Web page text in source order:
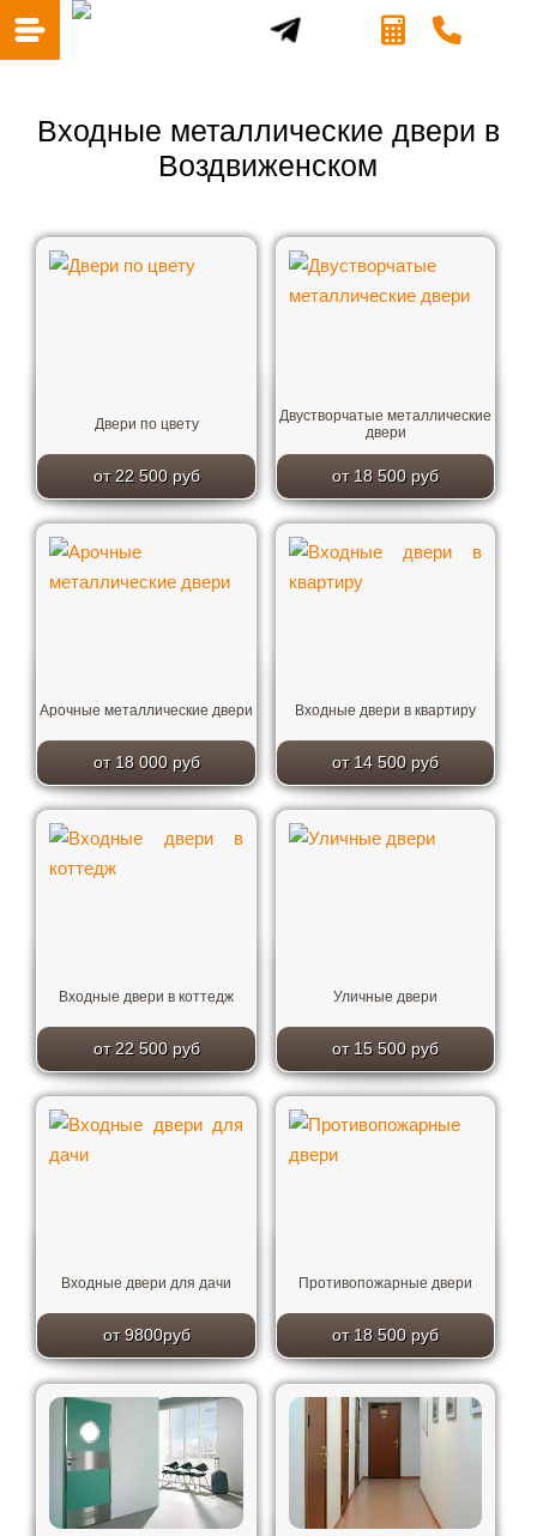
Входные металлические двери в
Воздвиженском
Двери по цвету
от 22 500 руб
Двустворчатые металлические
двери
от 18 500 руб
Арочные металлические двери
от 18 000 руб
Входные двери в квартиру
от 14 500 руб
Входные двери в коттедж
от 22 500 руб
Уличные двери
от 15 500 руб
Входные двери для дачи
от 9800руб
Противопожарные двери
от 18 500 руб